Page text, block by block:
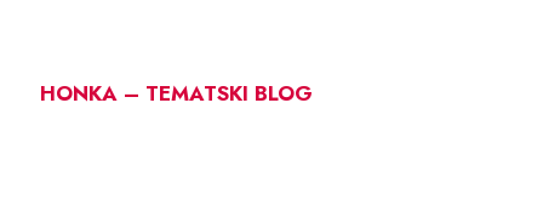
HONKA – TEMATSKI BLOG